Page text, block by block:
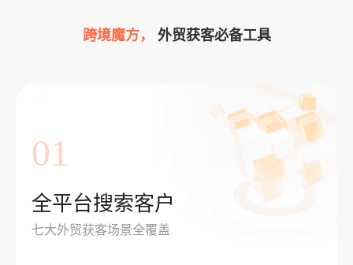
跨境魔方， 外贸获客必备工具
01
全平台搜索客户
七大外贸获客场景全覆盖